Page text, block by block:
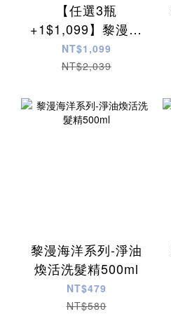
【任選3瓶
+1$1,099】黎漫海
洋洗/護/沐系列
500ml
NT$1,099
NT$2,039
黎漫海洋系列-淨油
煥活洗髮精500ml
NT$479
NT$580